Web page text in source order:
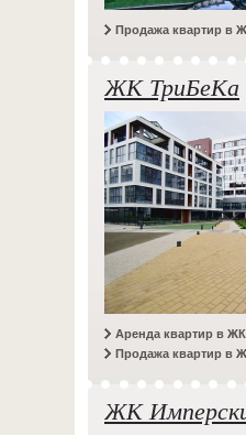
Продажа квартир в
ЖК ТриБеКа
Аренда квартир в
Продажа квартир в
ЖК